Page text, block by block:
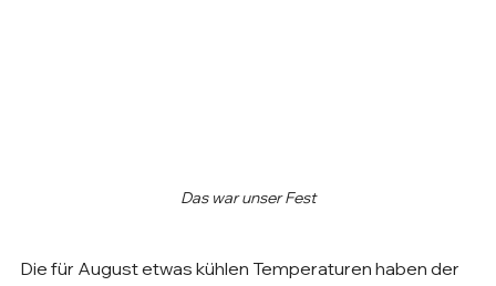
Das war unser Fest
Die für August etwas kühlen Temperaturen haben der